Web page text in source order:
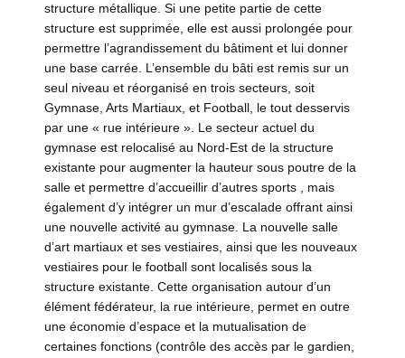
structure métallique. Si une petite partie de cette
structure est supprimée, elle est aussi prolongée pour
permettre l’agrandissement du bâtiment et lui donner
une base carrée. L’ensemble du bâti est remis sur un
seul niveau et réorganisé en trois secteurs, soit
Gymnase, Arts Martiaux, et Football, le tout desservis
par une « rue intérieure ». Le secteur actuel du
gymnase est relocalisé au Nord-Est de la structure
existante pour augmenter la hauteur sous poutre de la
salle et permettre d’accueillir d’autres sports , mais
également d’y intégrer un mur d’escalade offrant ainsi
une nouvelle activité au gymnase. La nouvelle salle
d’art martiaux et ses vestiaires, ainsi que les nouveaux
vestiaires pour le football sont localisés sous la
structure existante. Cette organisation autour d’un
élément fédérateur, la rue intérieure, permet en outre
une économie d’espace et la mutualisation de
certaines fonctions (contrôle des accès par le gardien,